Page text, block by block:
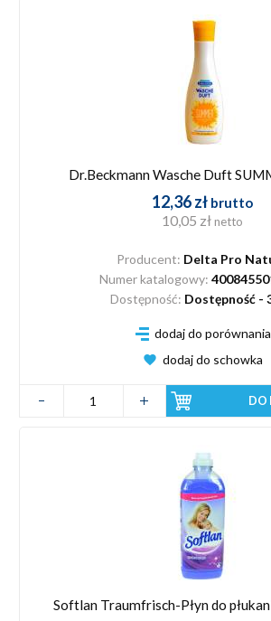
Dr.Beckmann Wasche Duft
12,36 zł brutto
10,05 zł netto
Producent: Delta Pro
Numer katalogowy:
Dostępność: Dostępność -
dodaj do porównania
dodaj do schowka
DO
Softlan Traumfrisch-Płyn do